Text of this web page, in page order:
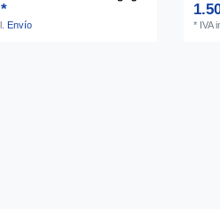
Envío * IVA